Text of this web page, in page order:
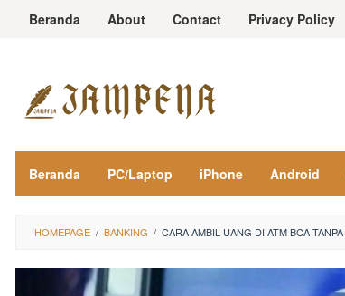
LoncatBeranda About Contact Privacy Policy
Beranda PC/Laptop iPhone Android
HOMEPAGE / BANKING / CARA AMBIL UANG DI ATM BCA